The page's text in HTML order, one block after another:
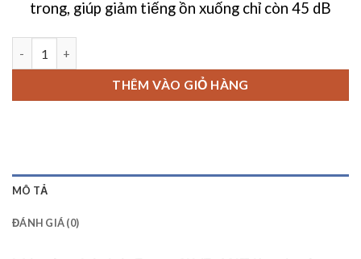
trong, giúp giảm tiếng ồn xuống chỉ còn 45 dB
THÊM VÀO GIỎ HÀNG
MÔ TẢ
ĐÁNH GIÁ (0)